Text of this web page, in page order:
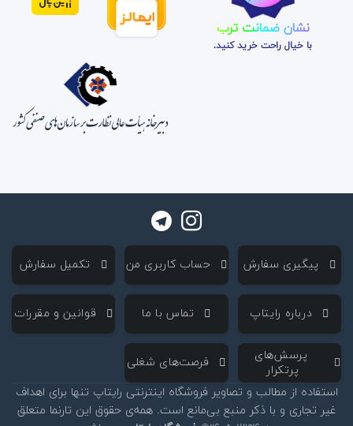
نشان ضمانت ترب
با خیال راحت خرید کنید.
‌ پیگیری سفارش ‌ حساب کاربری من ‌ تکمیل سفارش
‌ درباره رایتاپ ‌ تماس با ما ‌ قوانین و مقررات
‌ پرسش‌های
پرتکرار
‌ فرصت‌های شغلی
استفاده از مطالب و تصاویر فروشگاه اینترنتی رایتاپ تنها برای اهداف
غیر تجاری و با ذکر منبع بی‌مانع است. همه‌ی حقوق این تارنما متعلق